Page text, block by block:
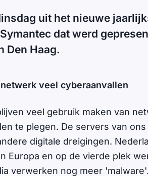
uit het nieuwe
dat werd
Den Haag.
veel cyberaanvallen
veel gebruik maken van
te plegen. De servers van
digitale dreigingen.
Europa en op de vierde plek
verwerken nog meer 'malware'.